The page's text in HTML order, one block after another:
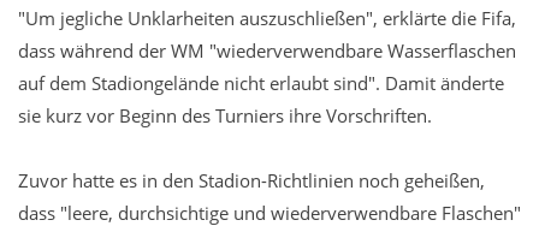
"Um jegliche Unklarheiten auszuschließen", erklärte die Fifa,
dass während der WM "wiederverwendbare Wasserflaschen
auf dem Stadiongelände nicht erlaubt sind". Damit änderte
sie kurz vor Beginn des Turniers ihre Vorschriften.
Zuvor hatte es in den Stadion-Richtlinien noch geheißen,
dass "leere, durchsichtige und wiederverwendbare Flaschen"